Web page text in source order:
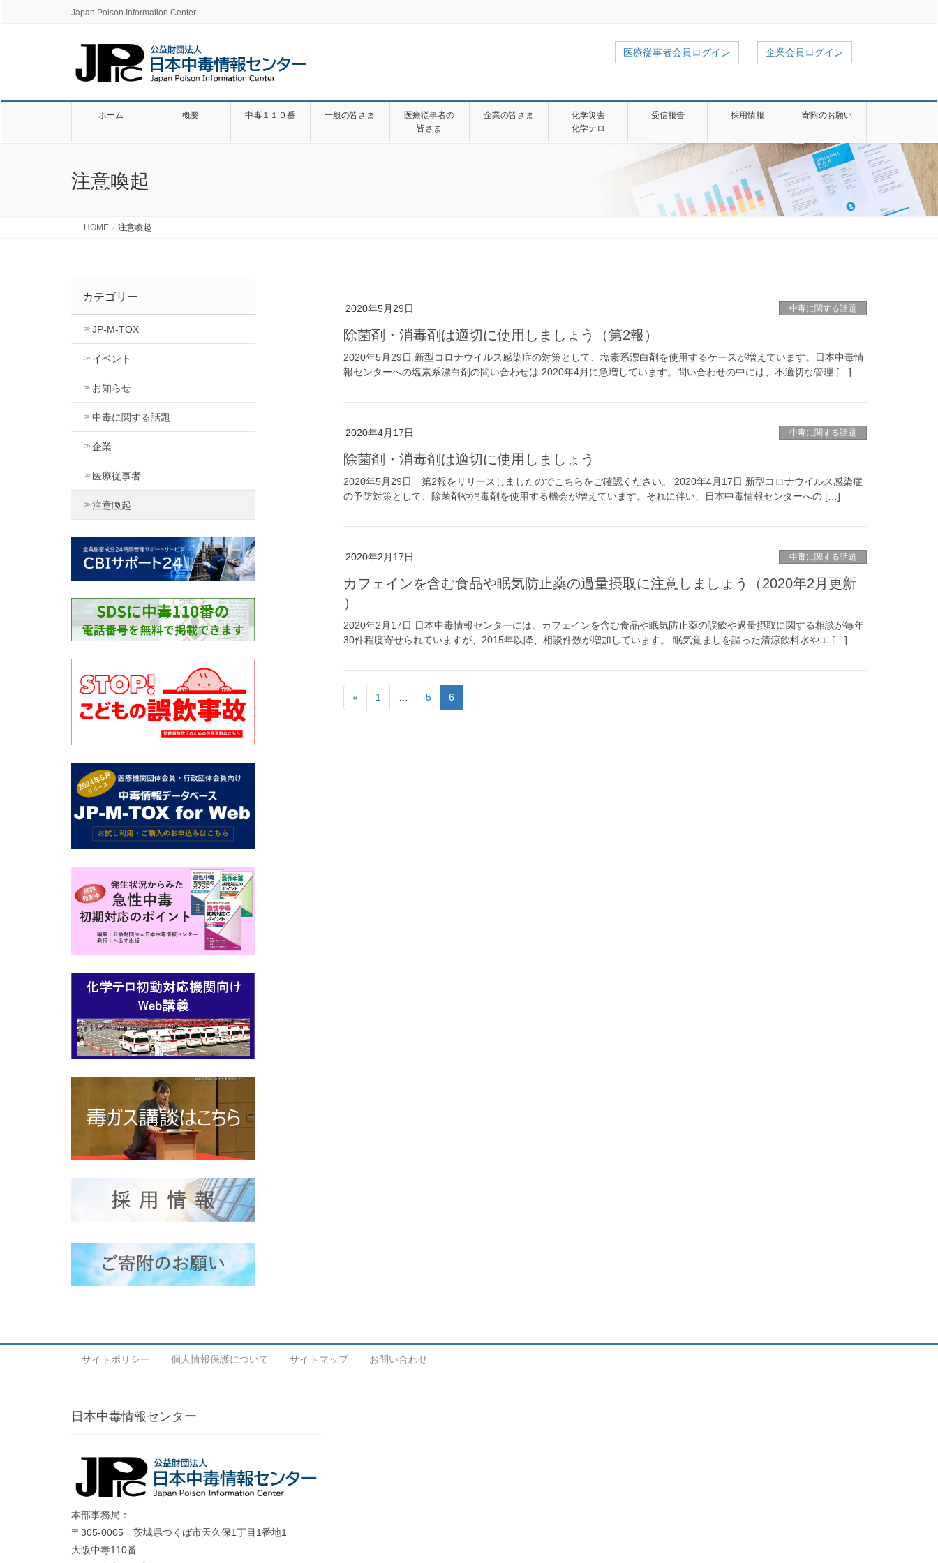
Japan Poison Information Center
医療従事者会員ログイン 企業会員ログイン
ホーム 概要 中毒１１０番 一般の皆さま
医療従事者の
皆さま
企業の皆さま
化学災害
化学テロ
受信報告 採用情報 寄附のお願い
注意喚起
HOME 注意喚起
2020年5月29日 中毒に関する話題
除菌剤・消毒剤は適切に使用しましょう（第2報）
2020年5月29日 新型コロナウイルス感染症の対策として、塩素系漂白剤を使用するケースが増えています。日本中毒情
報センターへの塩素系漂白剤の問い合わせは 2020年4月に急増しています。問い合わせの中には、不適切な管理 […]
2020年4月17日 中毒に関する話題
除菌剤・消毒剤は適切に使用しましょう
2020年5月29日 第2報をリリースしましたのでこちらをご確認ください。 2020年4月17日 新型コロナウイルス感染症
の予防対策として、除菌剤や消毒剤を使用する機会が増えています。それに伴い、日本中毒情報センターへの […]
2020年2月17日 中毒に関する話題
カフェインを含む食品や眠気防止薬の過量摂取に注意しましょう（2020年2月更新
）
2020年2月17日 日本中毒情報センターには、カフェインを含む食品や眠気防止薬の誤飲や過量摂取に関する相談が毎年
30件程度寄せられていますが、2015年以降、相談件数が増加しています。 眠気覚ましを謳った清涼飲料水やエ […]
« 1 5 6
カテゴリー
JP-M-TOX
イベント
お知らせ
中毒に関する話題
企業
医療従事者
注意喚起
サイトポリシー 個人情報保護について サイトマップ お問い合わせ
日本中毒情報センター
本部事務局：
〒305-0005 茨城県つくば市天久保1丁目1番地1
大阪中毒110番